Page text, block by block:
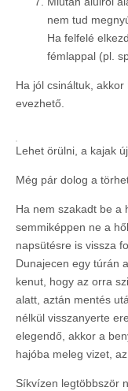
nem tud
Ha felfelé
fémlappal (pl.
Ha jól csináltuk,
evezhető.
Lehet örülni, a kajak
Még pár dolog a
Ha nem szakadt be a
semmiképpen ne a
napsütésre is vissza
Dunajecen egy túrán
kenut, hogy az orra
alatt, aztán mentés
nélkül visszanyerte
elegendő, akkor a
hajóba meleg vizet,
Síkvízen legtöbbször